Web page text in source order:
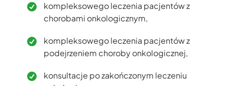
kompleksowego leczenia pacjentów z
chorobami onkologicznym,
kompleksowego leczenia pacjentów z
podejrzeniem choroby onkologicznej,
konsultacje po zakończonym leczeniu